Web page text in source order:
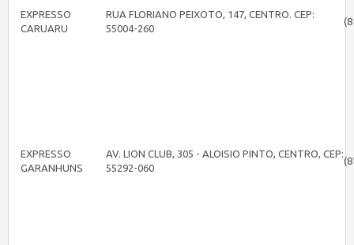
EXPRESSO
CARUARU
RUA FLORIANO PEIXOTO, 147, CENTRO. CEP:
55004-260
EXPRESSO
GARANHUNS
AV. LION CLUB, 305 - ALOISIO PINTO, CENTRO, CEP:
55292-060